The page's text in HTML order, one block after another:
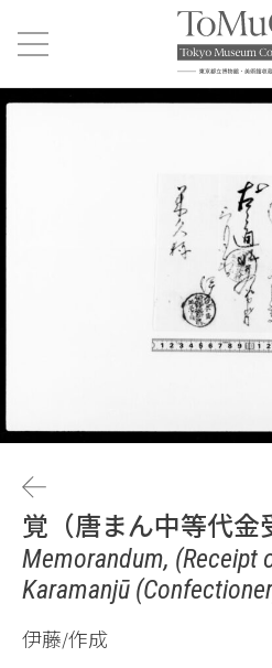
覚（唐まん中等代金
Memorandum, (Receipt
Karamanjū
伊藤/作成